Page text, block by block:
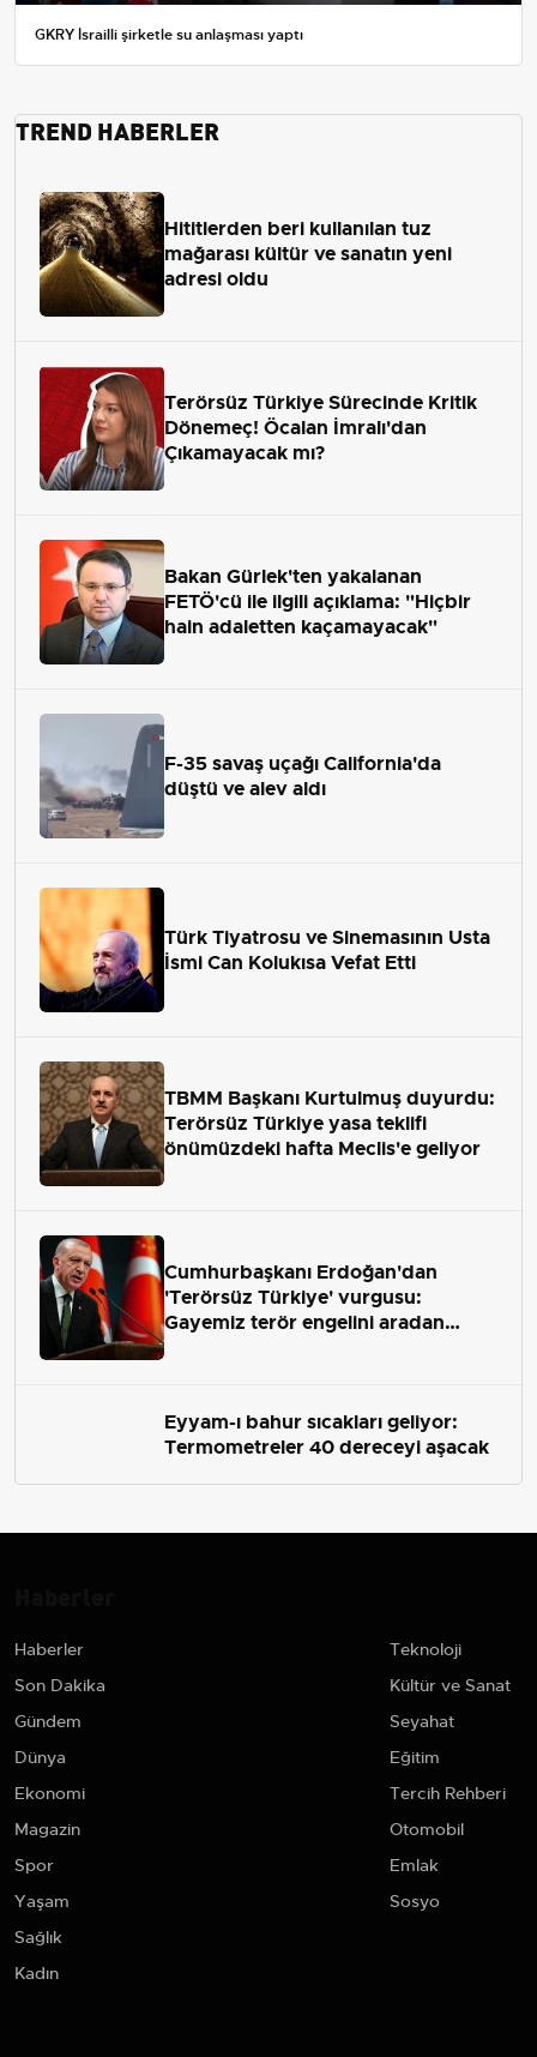
GKRY İsrailli şirketle su anlaşması yaptı
TREND HABERLER
Hititlerden beri kullanılan tuz
mağarası kültür ve sanatın yeni
adresi oldu
Terörsüz Türkiye Sürecinde Kritik
Dönemeç! Öcalan İmralı'dan
Çıkamayacak mı?
Bakan Gürlek'ten yakalanan
FETÖ'cü ile ilgili açıklama: "Hiçbir
hain adaletten kaçamayacak"
F-35 savaş uçağı California'da
düştü ve alev aldı
Türk Tiyatrosu ve Sinemasının Usta
İsmi Can Kolukısa Vefat Etti
TBMM Başkanı Kurtulmuş duyurdu:
Terörsüz Türkiye yasa teklifi
önümüzdeki hafta Meclis'e geliyor
Cumhurbaşkanı Erdoğan'dan
'Terörsüz Türkiye' vurgusu:
Gayemiz terör engelini aradan
Eyyam-ı bahur sıcakları geliyor:
Termometreler 40 dereceyi aşacak
Haberler
Son Dakika
Gündem
Dünya
Ekonomi
Magazin
Spor
Yaşam
Sağlık
Kadın
Teknoloji
Kültür ve Sanat
Seyahat
Eğitim
Tercih Rehberi
Otomobil
Emlak
Sosyo